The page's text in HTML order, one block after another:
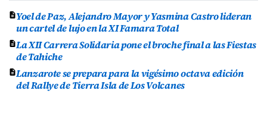
Yoel de Paz, Alejandro Mayor y Yasmina Castro lideran
un cartel de lujo en la XI Famara Total
La XII Carrera Solidaria pone el broche final a las Fiestas
de Tahiche
Lanzarote se prepara para la vigésimo octava edición
del Rallye de Tierra Isla de Los Volcanes